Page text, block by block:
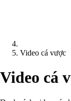
Video cá vược
Video cá